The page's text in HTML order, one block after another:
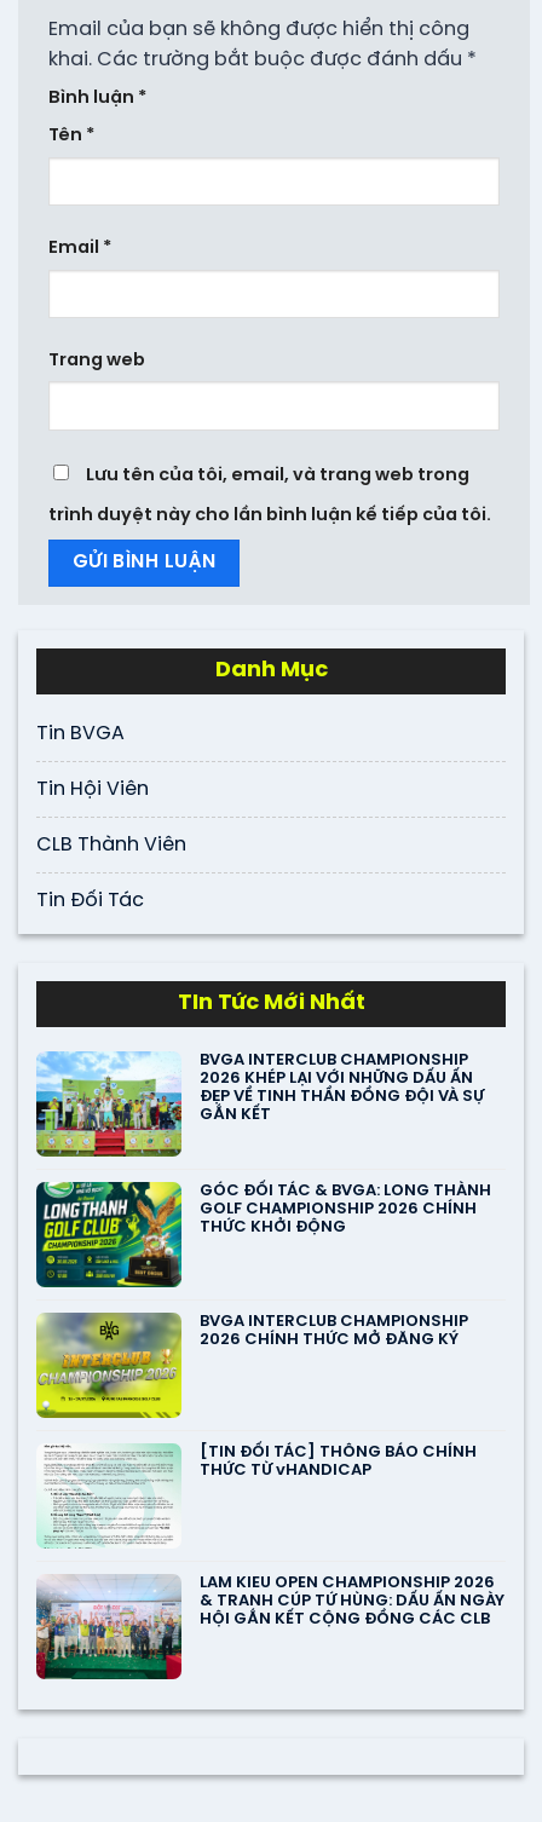
Email của bạn sẽ không được hiển thị công
khai. Các trường bắt buộc được đánh dấu *
Bình luận *
Tên *
Email *
Trang web
Lưu tên của tôi, email, và trang web trong
trình duyệt này cho lần bình luận kế tiếp của tôi.
Danh Mục
Tin BVGA
Tin Hội Viên
CLB Thành Viên
Tin Đối Tác
TIn Tức Mới Nhất
BVGA INTERCLUB CHAMPIONSHIP
2026 KHÉP LẠI VỚI NHỮNG DẤU ẤN
ĐẸP VỀ TINH THẦN ĐỒNG ĐỘI VÀ SỰ
GẮN KẾT
GÓC ĐỐI TÁC & BVGA: LONG THÀNH
GOLF CHAMPIONSHIP 2026 CHÍNH
THỨC KHỞI ĐỘNG
BVGA INTERCLUB CHAMPIONSHIP
2026 CHÍNH THỨC MỞ ĐĂNG KÝ
[TIN ĐỐI TÁC] THÔNG BÁO CHÍNH
THỨC TỪ vHANDICAP
LAM KIEU OPEN CHAMPIONSHIP 2026
& TRANH CÚP TỨ HÙNG: DẤU ẤN NGÀY
HỘI GẮN KẾT CỘNG ĐỒNG CÁC CLB